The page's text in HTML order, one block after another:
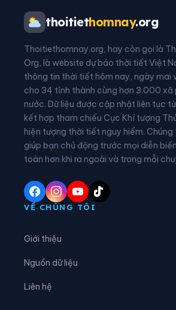
Phường Phượng Sơn
Phường Song Liễu
Phường Tân An
Phường Thuận Thành
Phường Trạm Lộ
Phường Tự Lạn
Phường Vân Hà
Phường Võ Cường
Phường Yên Dũng
thoitiethomnay.org
Thoitiethomnay.org, hay còn gọi là
Org, là website dự báo thời tiết Việt
thông tin thời tiết hôm nay, ngày mai
cho 34 tỉnh thành cùng hơn 3.000 xã
nước. Dữ liệu được cập nhật liên tục
kết hợp tham chiếu Cục Khí tượng
hiện tượng thời tiết nguy hiểm. Chúng
giúp bạn chủ động trước mọi diễn
toàn hơn khi ra ngoài và trong mỗi
VỀ CHÚNG TÔI
Giới thiệu
Nguồn dữ liệu
Liên hệ